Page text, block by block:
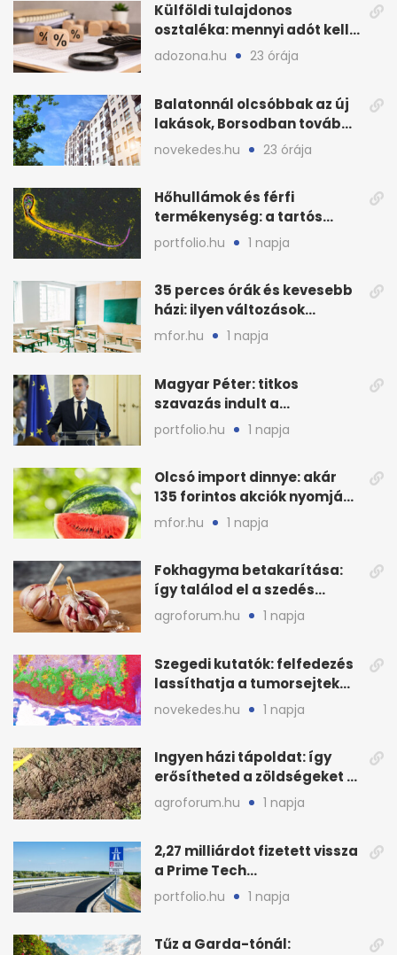
Külföldi tulajdonos
osztaléka: mennyi adót kell
levonni 2026-ban?
adozona.hu 23 órája
Balatonnál olcsóbbak az új
lakások, Borsodban tovább
drágulnak
novekedes.hu 23 órája
Hőhullámok és férfi
termékenység: a tartós
hőstressz kimutathatóan
ront
portfolio.hu 1 napja
35 perces órák és kevesebb
házi: ilyen változások
jöhetnek az iskolákban
mfor.hu 1 napja
Magyar Péter: titkos
szavazás indult a
köztársasági elnökjelöltről
portfolio.hu 1 napja
Olcsó import dinnye: akár
135 forintos akciók nyomják
le a piacot
mfor.hu 1 napja
Fokhagyma betakarítása:
így találod el a szedés
legjobb időpontját
agroforum.hu 1 napja
Szegedi kutatók: felfedezés
lassíthatja a tumorsejtek
terjedését
novekedes.hu 1 napja
Ingyen házi tápoldat: így
erősítheted a zöldségeket a
hőhullám után
agroforum.hu 1 napja
2,27 milliárdot fizetett vissza
a Prime Tech
Magántőkealap az
államnak
portfolio.hu 1 napja
Tűz a Garda-tónál: